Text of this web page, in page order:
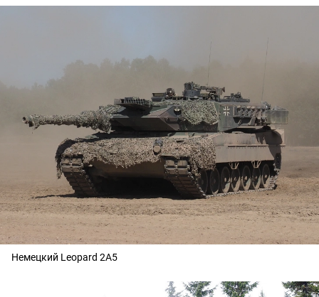
Немецкий Leopard 2А5